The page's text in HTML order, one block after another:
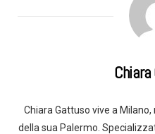
Chiara Gattuso vive a
della sua Palermo.